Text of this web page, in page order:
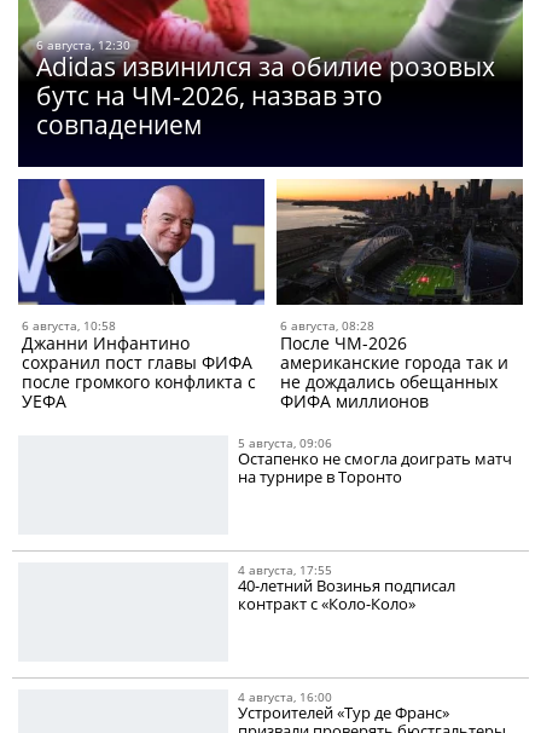
6 августа, 12:30
Adidas извинился за обилие розовых
бутс на ЧМ-2026, назвав это
совпадением
6 августа, 10:58
Джанни Инфантино
сохранил пост главы ФИФА
после громкого конфликта с
УЕФА
6 августа, 08:28
После ЧМ-2026
американские города так и
не дождались обещанных
ФИФА миллионов
5 августа, 09:06
Остапенко не смогла доиграть матч
на турнире в Торонто
4 августа, 17:55
40-летний Возинья подписал
контракт с «Коло-Коло»
4 августа, 16:00
Устроителей «Тур де Франс»